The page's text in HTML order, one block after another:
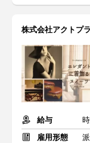
株式会社アクトプ
給与
雇用形態